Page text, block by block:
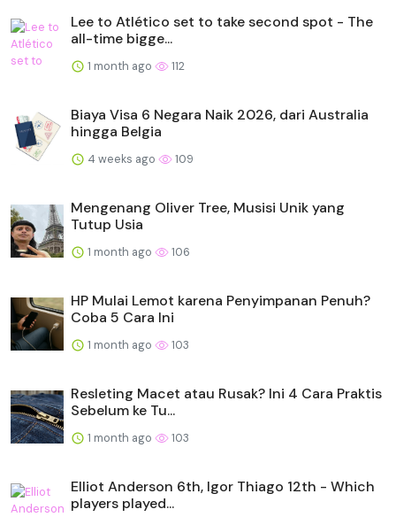
Lee to Atlético set to take second spot - The
all-time bigge...
1 month ago 112
Biaya Visa 6 Negara Naik 2026, dari Australia
hingga Belgia
4 weeks ago 109
Mengenang Oliver Tree, Musisi Unik yang
Tutup Usia
1 month ago 106
HP Mulai Lemot karena Penyimpanan Penuh?
Coba 5 Cara Ini
1 month ago 103
Resleting Macet atau Rusak? Ini 4 Cara Praktis
Sebelum ke Tu...
1 month ago 103
Elliot Anderson 6th, Igor Thiago 12th - Which
players played...